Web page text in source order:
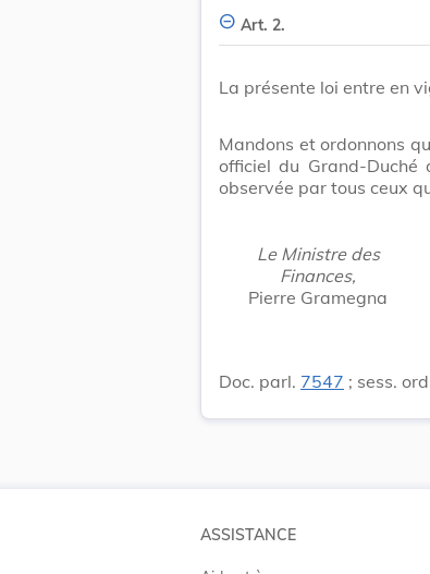
Art. 2.
La présente loi entre en
Mandons et ordonnons
officiel du Grand-Duché
observée par tous ceux
Le Ministre des
Finances,
Pierre Gramegna
Doc. parl. 7547 ; sess.
ASSISTANCE